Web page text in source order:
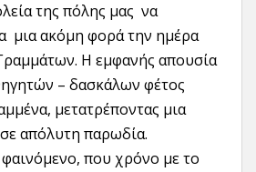
της πόλης μας να
μια ακόμη φορά την ημέρα
Η εμφανής απουσία
– δασκάλων φέτος
μετατρέποντας μια
απόλυτη παρωδία.
που χρόνο με το